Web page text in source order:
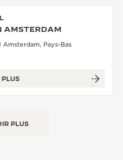
AMSTERDAM
Amsterdam, Pays-Bas
PLUS
PLUS